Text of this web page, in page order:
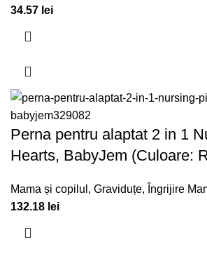
34.57 lei
Perna pentru alaptat 2 in 1
Hearts, BabyJem (Culoare:
Mama și copilul , Graviduțe, Îngrijire
132.18 lei